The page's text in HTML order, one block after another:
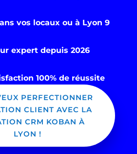
vos locaux ou à Lyon 9
expert depuis 2026
100% de réussite
PERFECTIONNER
CLIENT AVEC LA
CRM KOBAN À
LYON !